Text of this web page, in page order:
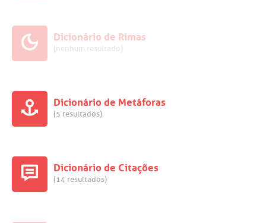
Dicionário de Rimas
(nenhum resultado)
Dicionário de Metáforas
(5 resultados)
Dicionário de Citações
(14 resultados)